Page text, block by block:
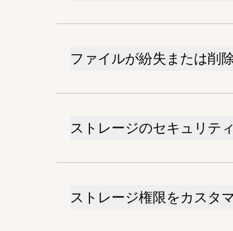
ファイルが紛失または削
ストレージのセキュリテ
ストレージ権限をカスタ